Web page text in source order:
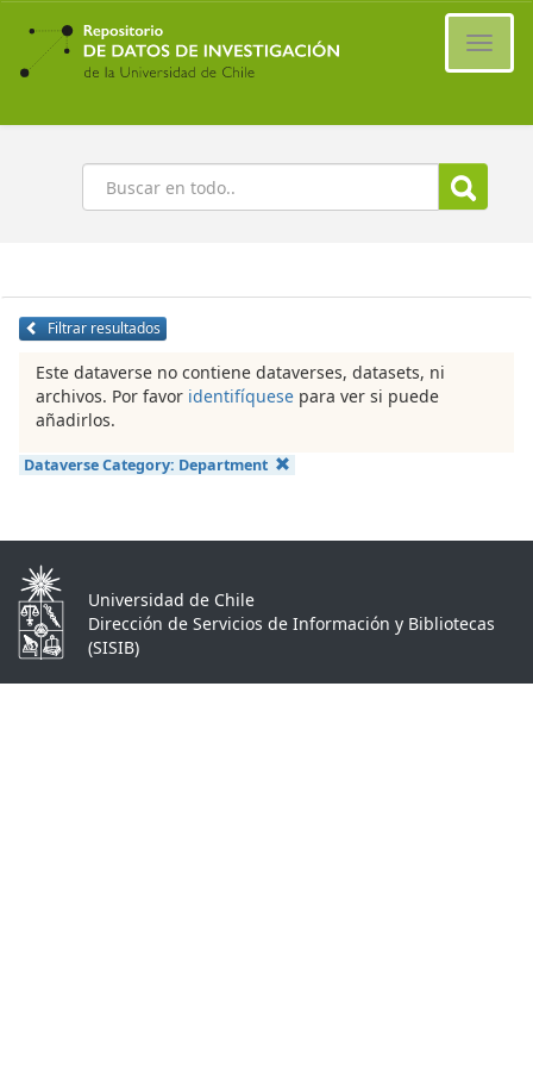
Ir
contenido
principal
Buscar
Filtrar resultados
Este dataverse no contiene dataverses, datasets, ni
archivos. Por favor identifíquese para ver si puede
añadirlos.
Dataverse Category: Department
Universidad de Chile
Dirección de Servicios de Información y Bibliotecas
(SISIB)